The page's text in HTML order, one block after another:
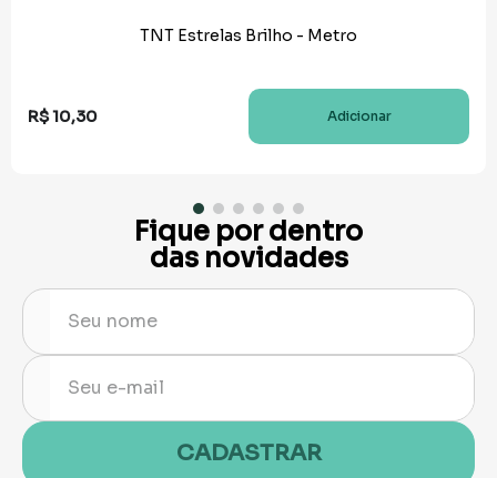
TNT Estrelas Brilho - Metro
R$10,30 Adicionar
Fique por dentro
das novidades
CADASTRAR